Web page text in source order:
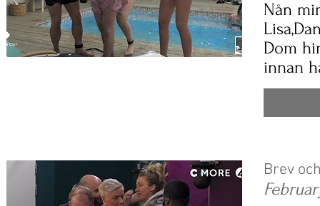
Nån
Dom
innan
Brev